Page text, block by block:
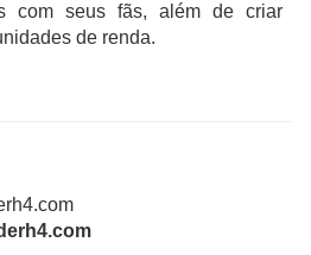
com seus fãs, além de criar
de renda.